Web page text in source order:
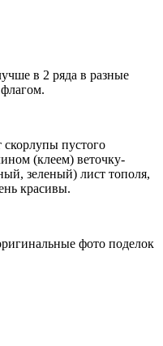
в 2 ряда в разные
пустого
(клеем) веточку-
зеленый) лист тополя,
красивы.
фото поделок